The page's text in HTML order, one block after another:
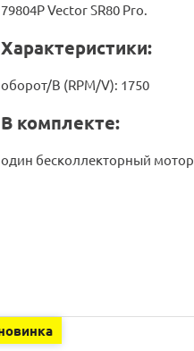
79804P Vector SR80 Pro.
Характеристики:
оборот/В (RPM/V): 1750
В комплекте:
один бесколлекторный мотор